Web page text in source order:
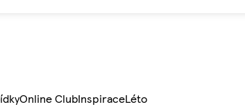
Online ClubInspiraceLéto